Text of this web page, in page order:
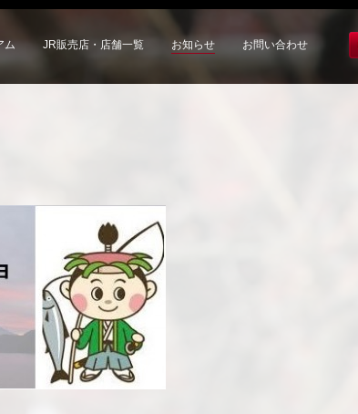
ム JR販売店・店舗一覧 お知らせ お問い合わせ